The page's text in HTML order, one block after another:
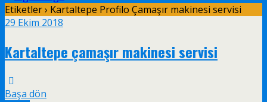
Etiketler › Kartaltepe Profilo Çamaşır makinesi servisi
29 Ekim 2018
Kartaltepe çamaşır makinesi servisi
Başa dön